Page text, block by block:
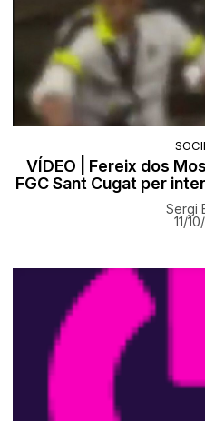
VÍDEO | Fereix dos
FGC Sant Cugat per
Sergi
11/